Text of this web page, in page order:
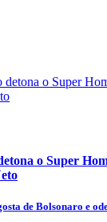
o Super
de Bolsonaro e